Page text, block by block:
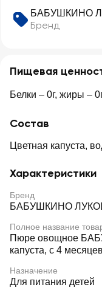
БАБУШКИНО
Бренд
Пищевая
Белки – 0г, жиры –
Состав
Цветная капуста,
Характеристики
Бренд
БАБУШКИНО
Полное название
Пюре овощное
капуста, с 4
Назначение
Для питания детей